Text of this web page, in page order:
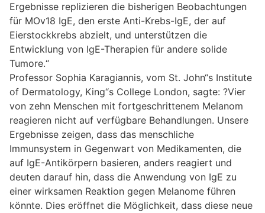
Ergebnisse replizieren die bisherigen Beobachtungen
für MOv18 IgE, den erste Anti-Krebs-IgE, der auf
Eierstockkrebs abzielt, und unterstützen die
Entwicklung von IgE-Therapien für andere solide
Tumore.“
Professor Sophia Karagiannis, vom St. John“s Institute
of Dermatology, King“s College London, sagte: ?Vier
von zehn Menschen mit fortgeschrittenem Melanom
reagieren nicht auf verfügbare Behandlungen. Unsere
Ergebnisse zeigen, dass das menschliche
Immunsystem in Gegenwart von Medikamenten, die
auf IgE-Antikörpern basieren, anders reagiert und
deuten darauf hin, dass die Anwendung von IgE zu
einer wirksamen Reaktion gegen Melanome führen
könnte. Dies eröffnet die Möglichkeit, dass diese neue